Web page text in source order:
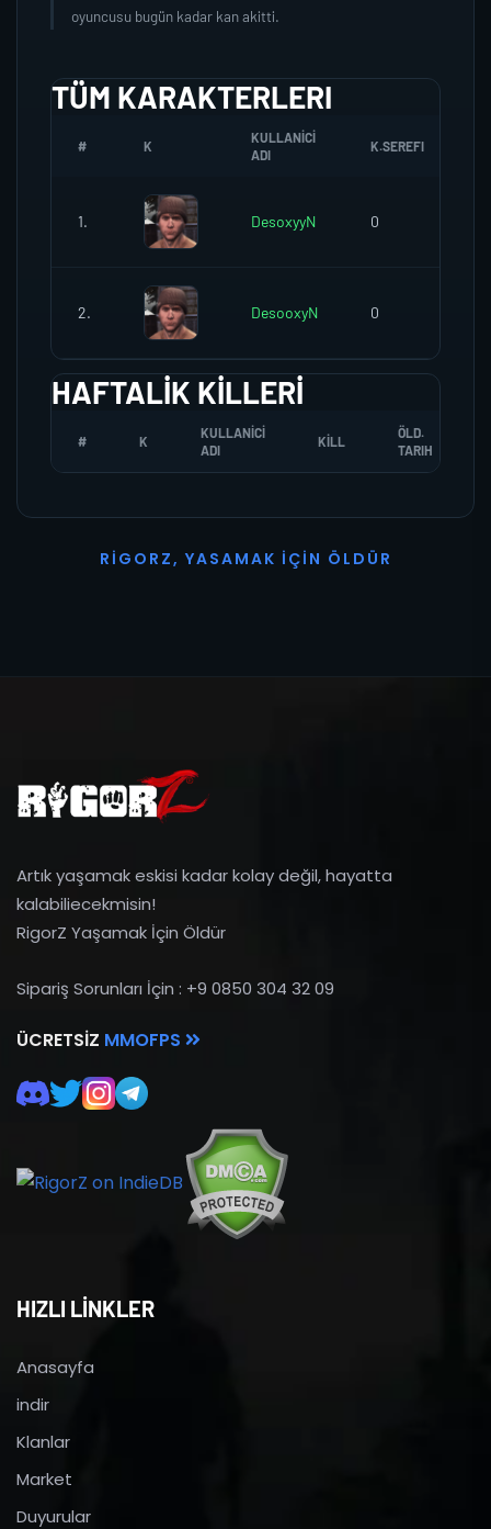
oyuncusu bugün kadar kan akitti.
TÜM KARAKTERLERI
# K
KULLANICI
ADI
K.SEREFI
1. DesoxyyN 0
2. DesooxyN 0
HAFTALIK KILLERI
# K
KULLANICI
ADI
KILL
ÖLD.
TARIH
R I G O R Z, YASAMAK İ ÇI N Ö L D Ü R
Artık yaşamak eskisi kadar kolay değil, hayatta
kalabiliecekmisin!
RigorZ Yaşamak İçin Öldür
Sipariş Sorunları İçin : +9 0850 304 32 09
ÜCRETSIZ MMOFPS
HIZLI LİNKLER
Anasayfa
indir
Klanlar
Market
Duyurular